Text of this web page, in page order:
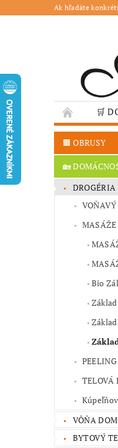
Ak hľadáte
🛒
🌳
❤️
GASTRO
🟫 OBRUSY
🏡
VOŇAVÝ
MASÁŽE
Bio
PEELING
TELOVÁ
VÔŇA
BYTOVÝ